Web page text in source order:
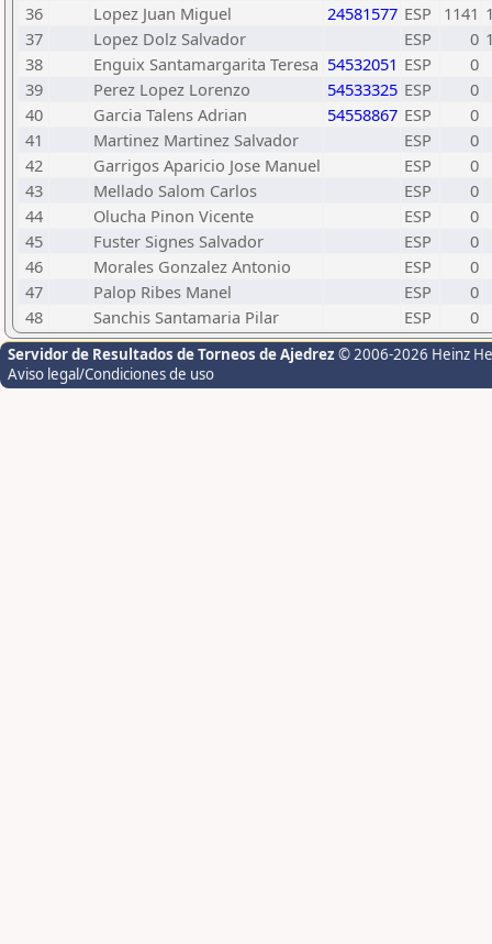
36
Lopez Juan Miguel 24581577 ESP 1141
37
Lopez Dolz Salvador ESP 0
38
Enguix Santamargarita Teresa 54532051 ESP
0
39
Perez Lopez Lorenzo 54533325 ESP
0
40
Garcia Talens Adrian 54558867 ESP
0
41
Martinez Martinez Salvador ESP
0
42
Garrigos Aparicio Jose Manuel ESP
0
43
Mellado Salom Carlos ESP
0
44
Olucha Pinon Vicente ESP
0
45
Fuster Signes Salvador ESP
0
46
Morales Gonzalez Antonio ESP
0
47
Palop Ribes Manel ESP
0
48
Sanchis Santamaria Pilar ESP 0
Servidor de Resultados de Torneos de Ajedrez © 2006-2026 Heinz
Aviso legal/Condiciones de uso